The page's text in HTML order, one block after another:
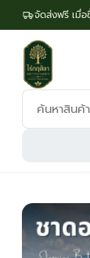
จัดส่งฟรี เมื่
ค้นหา
สินค้า: